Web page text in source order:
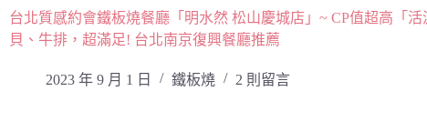
台北質感約會鐵板燒餐廳「明水然 松山慶城店」~ CP值超高「
貝、牛排，超滿足! 台北南京復興餐廳推薦
2023 年 9 月 1 日 鐵板燒 2 則留言